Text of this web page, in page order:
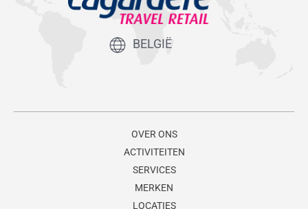
BELGIË
OVER ONS
ACTIVITEITEN
SERVICES
MERKEN
LOCATIES